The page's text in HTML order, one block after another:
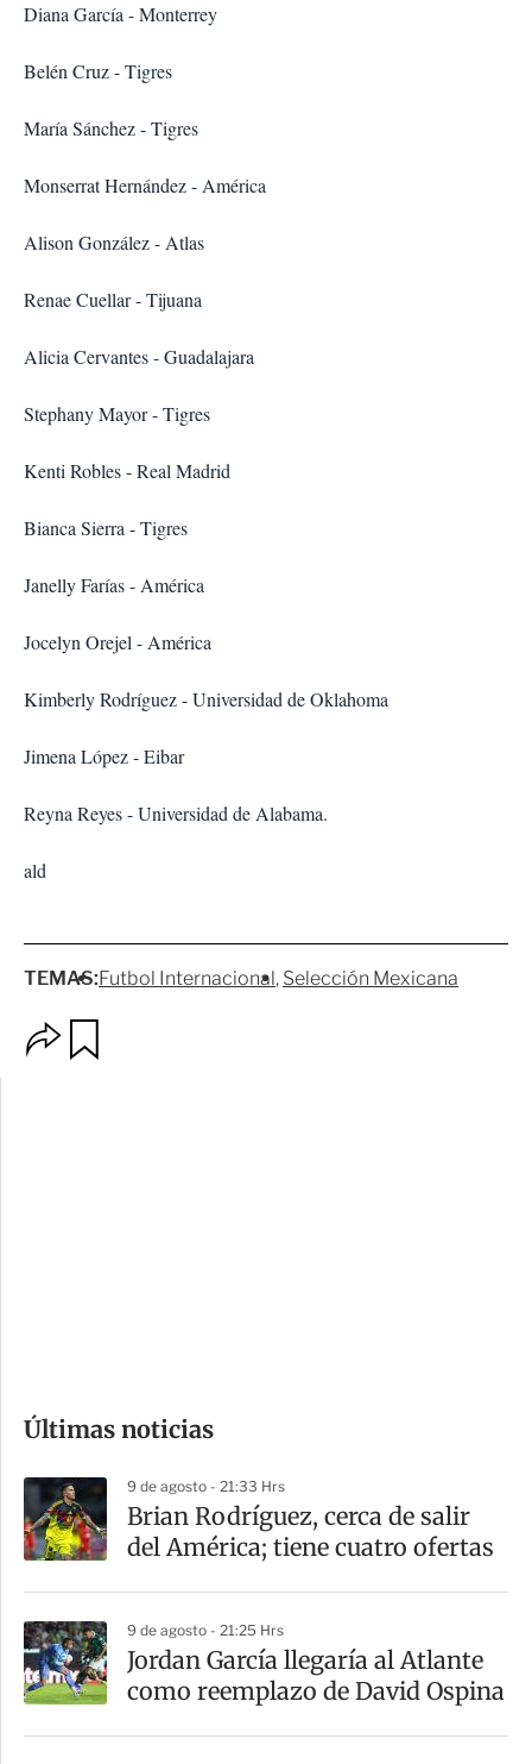
Diana García - Monterrey
Belén Cruz - Tigres
María Sánchez - Tigres
Monserrat Hernández - América
Alison González - Atlas
Renae Cuellar - Tijuana
Alicia Cervantes - Guadalajara
Stephany Mayor - Tigres
Kenti Robles - Real Madrid
Bianca Sierra - Tigres
Janelly Farías - América
Jocelyn Orejel - América
Kimberly Rodríguez - Universidad de Oklahoma
Jimena López - Eibar
Reyna Reyes - Universidad de Alabama.
ald
TEMAS:Futbol Internacional Selección Mexicana
m
a
r
t
r
Últimas noticias
9 de agosto - 21:33 Hrs
Brian Rodríguez, cerca de salir
del América; tiene cuatro ofertas
9 de agosto - 21:25 Hrs
Jordan García llegaría al Atlante
como reemplazo de David Ospina